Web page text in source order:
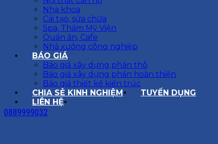
Nha khoa
Cải tạo, sửa chữa
Spa, Thẩm Mỹ Viện
Quán ăn, Cafe
Nhà xưởng công nghiệp
BÁO GIÁ
Báo giá xây dựng phần thô
Báo giá xây dựng phần hoàn thiện
Báo giá thiết kế kiến trúc
CHIA SẺ KINH NGHIỆM
TUYỂN DỤNG
LIÊN HỆ
0889999032